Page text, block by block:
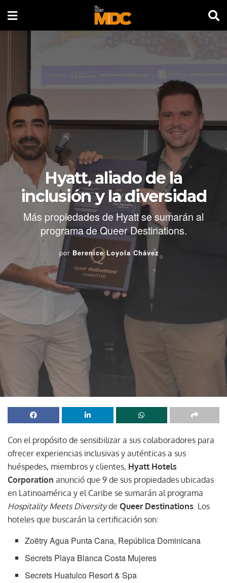
Hyatt, aliado de la
inclusión y la diversidad
Más propiedades de Hyatt se sumarán al
programa de Queer Destinations.
por Berenice Loyola Chávez
Con el propósito de sensibilizar a sus colaboradores para
ofrecer experiencias inclusivas y auténticas a sus
huéspedes, miembros y clientes, Hyatt Hotels
Corporation anunció que 9 de sus propiedades ubicadas
en Latinoamérica y el Caribe se sumarán al programa
Hospitality Meets Diversityde Queer Destinations. Los
hoteles que buscarán la certificación son:
Zoëtry Agua Punta Cana, República Dominicana
Secrets Playa Blanca Costa Mujeres
Secrets Huatulco Resort & Spa